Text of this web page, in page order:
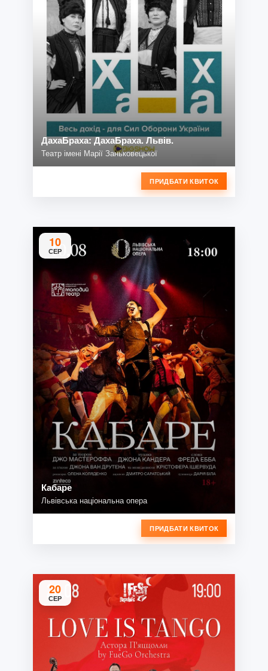
ДахаБраха: ДахаБраха. Львів.
Театр імені Марії Заньковецької
ПРИДБАТИ КВИТОК
10
СЕР
Кабаре
Львівська національна опера
ПРИДБАТИ КВИТОК
20
СЕР